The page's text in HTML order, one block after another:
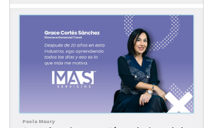
Paola Maury